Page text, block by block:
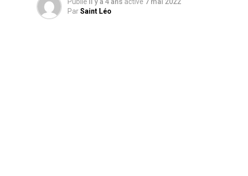
ParSaint Léo